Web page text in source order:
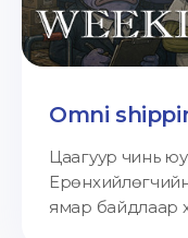
Omni
Цаагуур чинь
ямар байдлаар